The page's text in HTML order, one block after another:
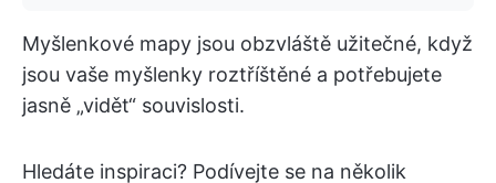
Myšlenkové mapy jsou obzvláště užitečné, když
jsou vaše myšlenky roztříštěné a potřebujete
jasně „vidět“ souvislosti.
Hledáte inspiraci? Podívejte se na několik